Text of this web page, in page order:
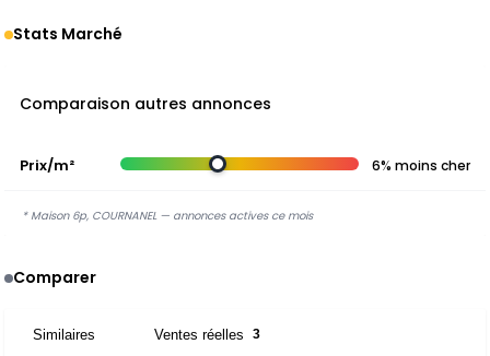
Stats Marché
Comparaison autres annonces
Prix/m² 6% moins cher
* Maison 6p, COURNANEL — annonces actives ce mois
Comparer
Similaires Ventes réelles 3